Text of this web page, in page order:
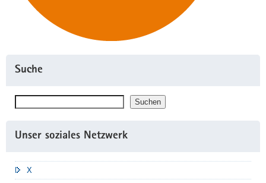
Suche
Suchen
Unser soziales Netzwerk
X